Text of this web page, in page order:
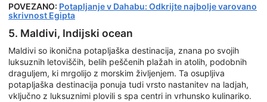
POVEZANO: Potapljanje v Dahabu: Odkrijte najbolje varovano
skrivnost Egipta
5. Maldivi, Indijski ocean
Maldivi so ikonična potapljaška destinacija, znana po svojih
luksuznih letoviščih, belih peščenih plažah in atolih, podobnih
draguljem, ki mrgolijo z morskim življenjem. Ta osupljiva
potapljaška destinacija ponuja tudi vrsto nastanitev na ladjah,
vključno z luksuznimi plovili s spa centri in vrhunsko kulinariko.